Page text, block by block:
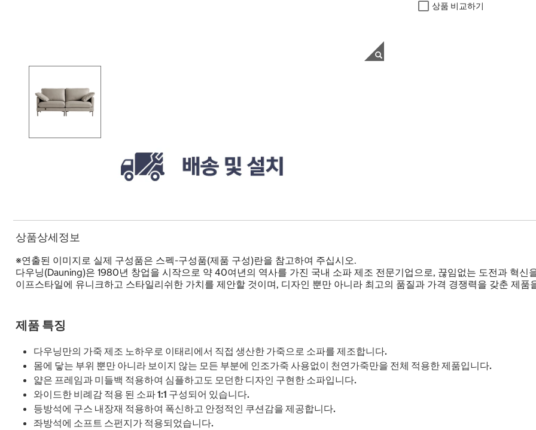
상품 비교하기
상품상세정보
※연출된 이미지로 실제 구성품은 스펙-구성품(제품 구성)란을 참고하여 주십시오.
다우닝(Dauning)은 1980년 창업을 시작으로 약 40여년의 역사를 가진 국내 소파 제조 전문기업으로, 끊임없는 도전과 혁신
이프스타일에 유니크하고 스타일리쉬한 가치를 제안할 것이며, 디자인 뿐만 아니라 최고의 품질과 가격 경쟁력을 갖춘 제품
제품 특징
다우닝만의 가죽 제조 노하우로 이태리에서 직접 생산한 가죽으로 소파를 제조합니다.
몸에 닿는 부위 뿐만 아니라 보이지 않는 모든 부분에 인조가죽 사용없이 천연가죽만을 전체 적용한 제품입니다.
얇은 프레임과 미들백 적용하여 심플하고도 모던한 디자인 구현한 소파입니다.
와이드한 비례감 적용 된 소파 1:1 구성되어 있습니다.
등방석에 구스 내장재 적용하여 폭신하고 안정적인 쿠션감을 제공합니다.
좌방석에 소프트 스펀지가 적용되었습니다.